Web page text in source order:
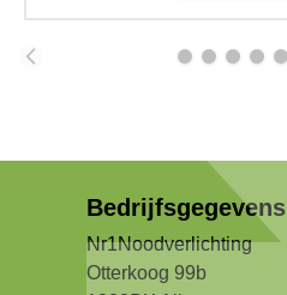
Bedrijfsgegevens
Nr1Noodverlichting
Otterkoog 99b